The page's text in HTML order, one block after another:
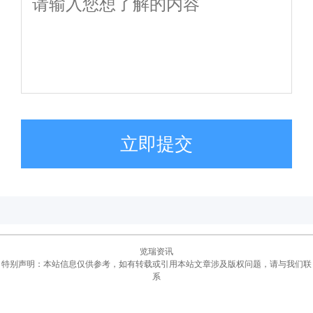
立即提交
览瑞资讯
特别声明：本站信息仅供参考，如有转载或引用本站文章涉及版权问题，请与我们联
系